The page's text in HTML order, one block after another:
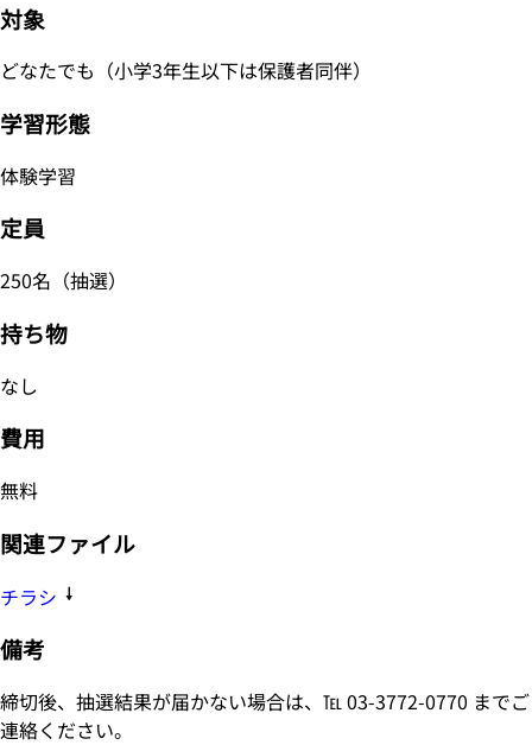
対象
どなたでも（小学3年生以下は保護者同伴）
学習形態
体験学習
定員
250名（抽選）
持ち物
なし
費用
無料
関連ファイル
チラシ
備考
締切後、抽選結果が届かない場合は、℡ 03-3772-0770 までご
連絡ください。